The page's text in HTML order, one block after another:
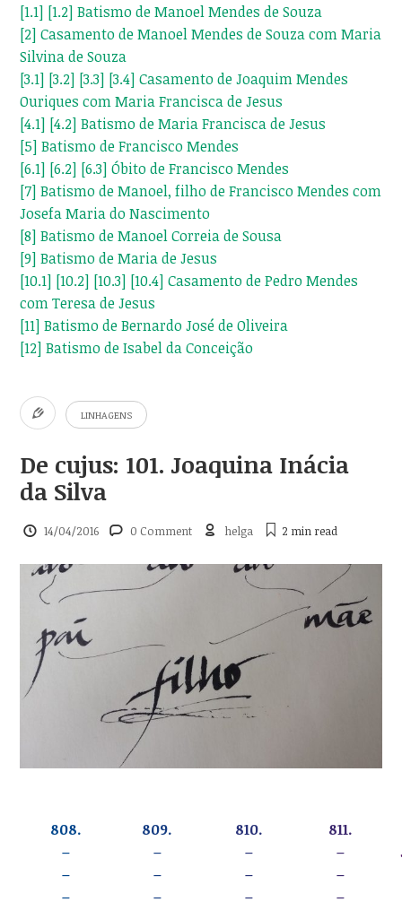
[1.1] [1.2] Batismo de Manoel Mendes de Souza
[2] Casamento de Manoel Mendes de Souza com Maria
Silvina de Souza
[3.1] [3.2] [3.3] [3.4] Casamento de Joaquim Mendes
Ouriques com Maria Francisca de Jesus
[4.1] [4.2] Batismo de Maria Francisca de Jesus
[5] Batismo de Francisco Mendes
[6.1] [6.2] [6.3] Óbito de Francisco Mendes
[7] Batismo de Manoel, filho de Francisco Mendes com
Josefa Maria do Nascimento
[8] Batismo de Manoel Correia de Sousa
[9] Batismo de Maria de Jesus
[10.1] [10.2] [10.3] [10.4] Casamento de Pedro Mendes
com Teresa de Jesus
[11] Batismo de Bernardo José de Oliveira
[12] Batismo de Isabel da Conceição
LINHAGENS
De cujus: 101. Joaquina Inácia
da Silva
14/04/2016 0 Comment helga 2 minread
808.
–
–
–
809.
–
–
–
810.
–
–
–
811.
–
–
–